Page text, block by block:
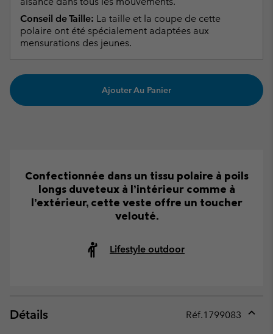
Conseil de Taille: La taille et la coupe de cette
polaire ont été spécialement adaptées aux
mensurations des jeunes.
Ajouter Au Panier
Confectionnée dans un tissu polaire à poils
longs duveteux à l’intérieur comme à
l’extérieur, cette veste offre un toucher
velouté.
Lifestyle outdoor
Détails Réf.1799083